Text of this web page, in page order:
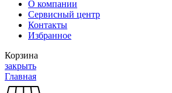
О компании
Сервисный центр
Контакты
Избранное
Корзина
закрыть
Главная